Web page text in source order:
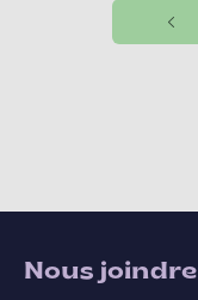
Nous joindre